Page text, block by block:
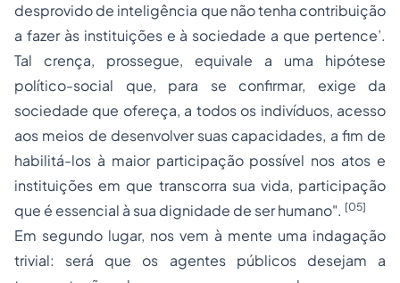
desprovido de inteligência que não tenha contribuição
a fazer às instituições e à sociedade a que pertence’.
Tal crença, prossegue, equivale a uma hipótese
político-social que, para se confirmar, exige da
sociedade que ofereça, a todos os indivíduos, acesso
aos meios de desenvolver suas capacidades, a fim de
habilitá-los à maior participação possível nos atos e
instituições em que transcorra sua vida, participação
que é essencial à sua dignidade de ser humano". [05]
Em segundo lugar, nos vem à mente uma indagação
trivial: será que os agentes públicos desejam a